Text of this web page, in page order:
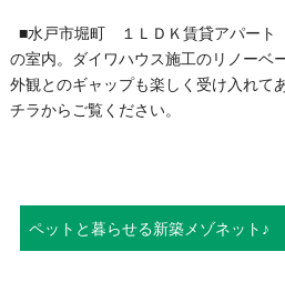
■水戸市堀町 １ＬＤＫ賃貸アパート
の室内。ダイワハウス施工のリノーベ
外観とのギャップも楽しく受け入れて
チラからご覧ください。
ペットと暮らせる新築メゾネット♪